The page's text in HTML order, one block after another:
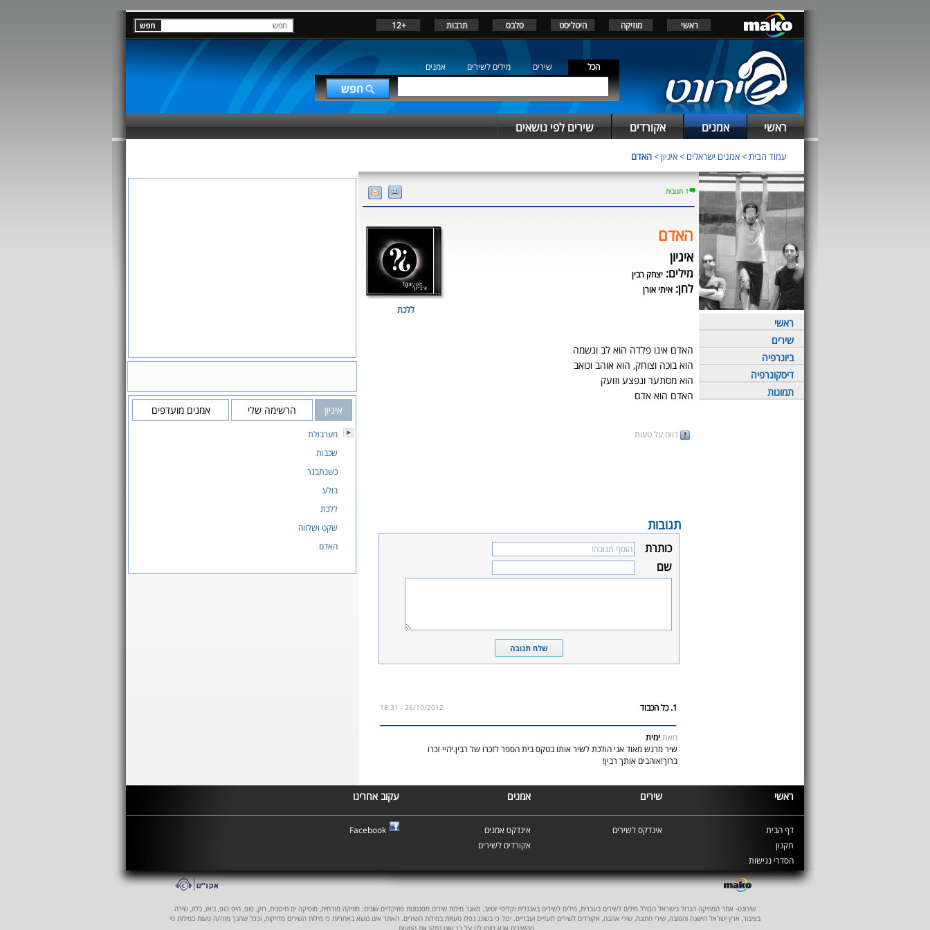
ראשי מוזיקה היטליסט סלבס תרבות +12
הכל שירים מילים לשירים אמנים
ראשי אמנים אקורדים שירים לפי נושאים
עמוד הבית>אמנים ישראלים >איגיון>האדם
ראשי
שירים
ביוגרפיה
דיסקוגרפיה
תמונות
1 תגובות
האדם
איגיון
מילים: יצחק רבין
לחן: איתי אורן
האדם אינו פלדה הוא לב ונשמה
הוא בוכה וצוחק, הוא אוהב וכואב
הוא מסתער ונפצע וזועק
האדם הוא אדם
ללכת
דווח על טעות
תגובות
כותרת
שם
1. כל הכבוד 26/10/2012 - 18:31
מאתימית
שיר מרגש מאוד אני הולכת לשיר אותו בטקס בית הספר לזכרו של רבין.יהיי זכרו
ברוך!אוהבים אותך רבין!
איגיון הרשימה שלי אמנים מועדפים
מערבולת
שכבות
כשנתבגר
בולע
ללכת
שקט ושלווה
האדם
ראשי שירים אמנים עקוב אחרינו
דף הבית
תקנון
הסדרי נגישות
אינדקס לשירים
אינדקס אמנים
אקורדים לשירים
Facebook
שירונט- אתר המוזיקה הגדול בישראל הכולל מילים לשירים בעברית, מילים לשירים באנגלית וקליפי יוטיוב. מאגר מילות שירים מסגנונות מוזיקליים שונים: מוזיקה מזרחית, מוסיקה ים תיכונית, רוק, פופ, היפ הופ, ג'אז, בלוז, שירה
בציבור, ארץ ישראל הישנה והטובה, שירי חתונה, שירי אהבה, אקורדים לשירים לועזיים ועבריים. יכול כי בשוגג נפלו טעויות במילות השירים. האתר אינו נושא באחריות כי מילות השירים מדויקות, וככל שהנך מזה/ה טעות במילות מי
מהשירים אנא דווחו לנו על כך ואנו נתקן את הטעות.